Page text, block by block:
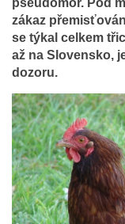
pseudomor. Pod
zákaz
se týkal celkem
až na Slovensko,
dozoru.